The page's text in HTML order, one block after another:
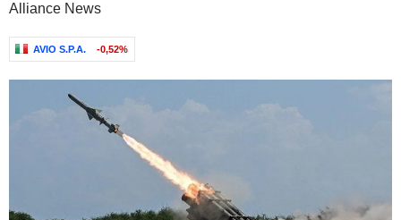
Alliance News
AVIO S.P.A. -0,52%